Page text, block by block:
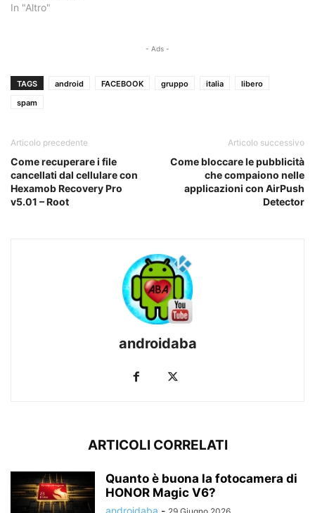
In "Altro"
- Ads -
TAGS android FACEBOOK gruppo italia
libero
spam
Articolo precedente
Come recuperare i file
cancellati dal cellulare con
Hexamob Recovery Pro
v5.01 – Root
Articolo successivo
Come bloccare le pubblicità
che compaiono nelle
applicazioni con AirPush
Detector
androidaba
ARTICOLI CORRELATI
Quanto è buona la fotocamera di
HONOR Magic V6?
androidaba -